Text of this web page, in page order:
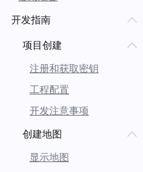
开发指南
项目创建
注册和获取密钥
工程配置
开发注意事项
创建地图
显示地图